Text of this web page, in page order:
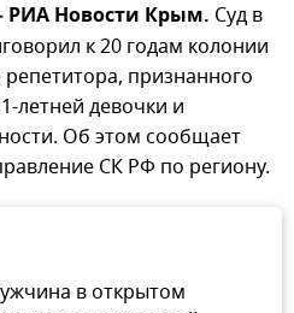
РИА Новости Крым. Суд в
к 20 годам колонии
признанного
летней девочки и
Об этом сообщает
СК РФ по региону.
в открытом